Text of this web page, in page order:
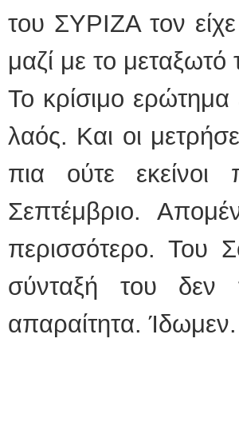
του ΣΥΡΙΖΑ τον
μαζί με το
Το κρίσιμο ερώτημα
λαός. Και οι
πια ούτε
Σεπτέμβριο.
περισσότερο. Του
σύνταξή του δεν
απαραίτητα. Ίδωμεν.